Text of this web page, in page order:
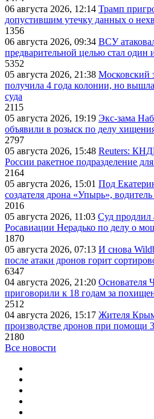
06 августа 2026, 12:14 Трамп
допустившим утечку данных о
1356
06 августа 2026, 09:34 ВСУ
предварительной целью стал
5352
05 августа 2026, 21:38 Московский
получила 4 года колонии, но
суда
2115
05 августа 2026, 19:19 Экс-зама
объявили в розыск по делу
2797
05 августа 2026, 15:48 Reuters:
России ракетное подразделение
2164
05 августа 2026, 15:01 Под
создателя дрона «Упырь»,
2016
05 августа 2026, 11:03 Суд продлил
Росавиации Нерадько по делу о
1870
05 августа 2026, 07:13 И снова
после атаки дронов горит
6347
04 августа 2026, 21:20 Основателя
приговорили к 18 годам за
2512
04 августа 2026, 15:17 Жителя
производстве дронов при помощи
2180
Все новости